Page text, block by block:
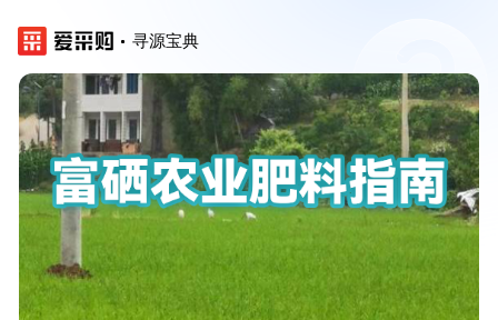
寻源宝典